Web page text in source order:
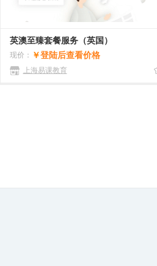
英澳至臻套餐服务（英国）
现价： ￥登陆后查看价格
上海易课教育